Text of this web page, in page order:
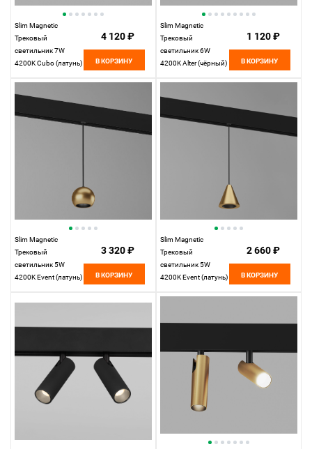
Slim Magnetic
Трековый
светильник 7W
4200K Cubo (латунь)
4 120 ₽
В КОРЗИНУ
Slim Magnetic
Трековый
светильник 6W
4200K Alter (чёрный)
1 120 ₽
В КОРЗИНУ
Slim Magnetic
Трековый
светильник 5W
4200K Event (латунь)
Elektrostandard
3 320 ₽
В КОРЗИНУ
Slim Magnetic
Трековый
светильник 5W
4200K Event (латунь)
2 660 ₽
В КОРЗИНУ